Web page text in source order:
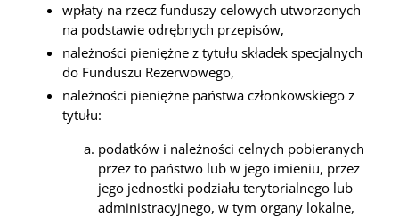
wpłaty na rzecz funduszy celowych utworzonych
na podstawie odrębnych przepisów,
należności pieniężne z tytułu składek specjalnych
do Funduszu Rezerwowego,
należności pieniężne państwa członkowskiego z
tytułu:
podatków i należności celnych pobieranych
przez to państwo lub w jego imieniu, przez
jego jednostki podziału terytorialnego lub
administracyjnego, w tym organy lokalne,